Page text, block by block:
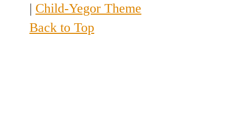
| Child-Yegor Theme
Back to Top